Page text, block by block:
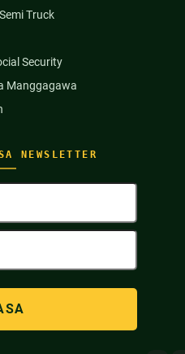
NEWSLETTER
Buong
(Kinakailangan)
Email
(Kinakailangan)
Truck
Security
Manggagawa